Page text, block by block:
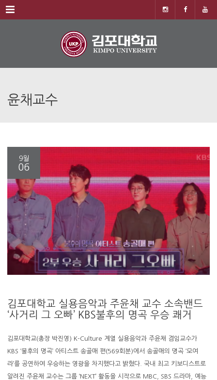
Menu
윤채교수
9월
06
김포대학교 실용음악과 주윤채 교수 소속밴드
‘사거리 그 오빠’ KBS불후의 명곡 우승 쾌거
김포대학교(총장 박진영) K-Culture 계열 실용음악과 주윤채 겸임교수가
KBS ‘불후의 명곡’ 아티스트 송골매 편(569회분)에서 송골매의 명곡 ‘모여
라’를 공연하여 우승하는 영광을 차지했다고 밝혔다. 국내 최고 키보디스트로
알려진 주윤채 교수는 그룹 ‘NEXT’ 활동을 시작으로 MBC, SBS 드라마, 예능